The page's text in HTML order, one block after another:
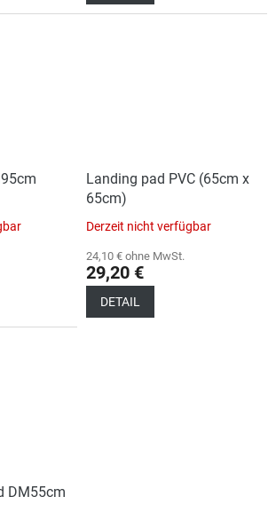
Landing pad PVC (65cm x
65cm)
Derzeit nicht verfügbar
24,10 € ohne MwSt.
29,20 €
DETAIL
DM55cm